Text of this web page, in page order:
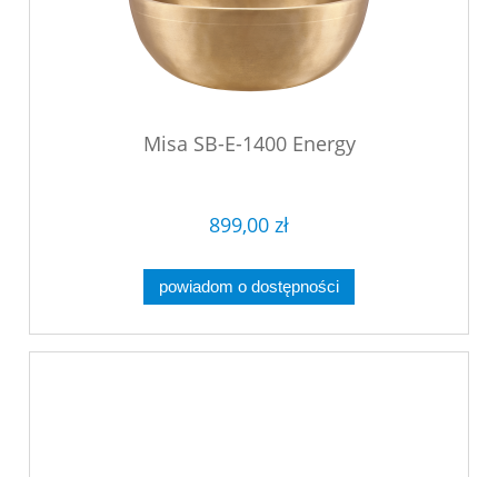
Misa SB-E-1400 Energy
899,00 zł
powiadom o dostępności